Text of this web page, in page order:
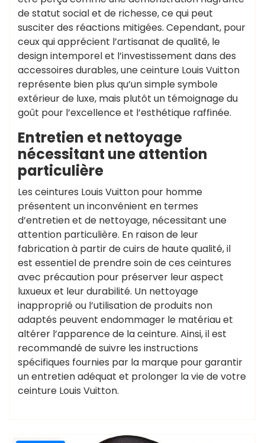
de statut social et de richesse, ce qui peut
susciter des réactions mitigées. Cependant, pour
ceux qui apprécient l’artisanat de qualité, le
design intemporel et l’investissement dans des
accessoires durables, une ceinture Louis Vuitton
représente bien plus qu’un simple symbole
extérieur de luxe, mais plutôt un témoignage du
goût pour l’excellence et l’esthétique raffinée.
Entretien et nettoyage
nécessitant une attention
particulière
Les ceintures Louis Vuitton pour homme
présentent un inconvénient en termes
d’entretien et de nettoyage, nécessitant une
attention particulière. En raison de leur
fabrication à partir de cuirs de haute qualité, il
est essentiel de prendre soin de ces ceintures
avec précaution pour préserver leur aspect
luxueux et leur durabilité. Un nettoyage
inapproprié ou l’utilisation de produits non
adaptés peuvent endommager le matériau et
altérer l’apparence de la ceinture. Ainsi, il est
recommandé de suivre les instructions
spécifiques fournies par la marque pour garantir
un entretien adéquat et prolonger la vie de votre
ceinture Louis Vuitton.